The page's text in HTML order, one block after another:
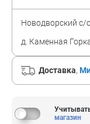
Новодворский с/
д. Каменная
Доставка,
магазин